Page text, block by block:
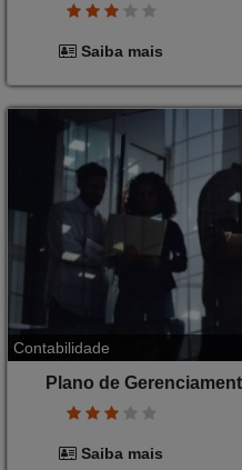
Saiba mais
Contabilidade
Plano de
Saiba mais